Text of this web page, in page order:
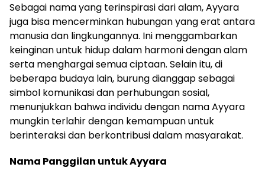
Sebagai nama yang terinspirasi dari alam, Ayyara
juga bisa mencerminkan hubungan yang erat antara
manusia dan lingkungannya. Ini menggambarkan
keinginan untuk hidup dalam harmoni dengan alam
serta menghargai semua ciptaan. Selain itu, di
beberapa budaya lain, burung dianggap sebagai
simbol komunikasi dan perhubungan sosial,
menunjukkan bahwa individu dengan nama Ayyara
mungkin terlahir dengan kemampuan untuk
berinteraksi dan berkontribusi dalam masyarakat.
Nama Panggilan untuk Ayyara